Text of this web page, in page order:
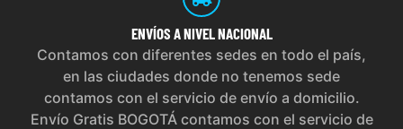
ENVÍOS A NIVEL NACIONAL
Contamos con diferentes sedes en todo el país,
en las ciudades donde no tenemos sede
contamos con el servicio de envío a domicilio.
Envío Gratis BOGOTÁ contamos con el servicio de